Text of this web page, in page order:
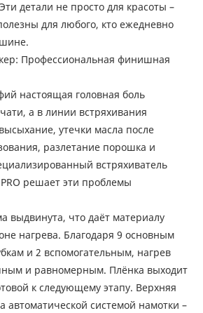
детали не просто для красоты –
для любого, кто ежедневно
Профессиональная финишная
настоящая головная боль
а в линии встряхивания
утечки масла после
разлетание порошка и
встряхиватель
решает эти проблемы
выдвинута, что даёт материалу
нагрева. Благодаря 9 основным
и 2 вспомогательным, нагрев
и равномерным. Плёнка выходит
к следующему этапу. Верхняя
автоматической системой намотки –